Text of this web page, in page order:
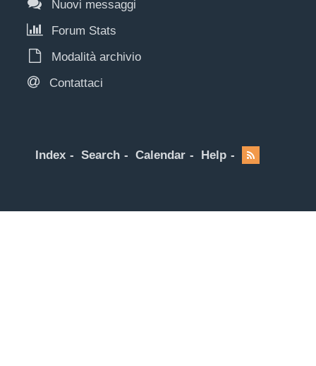
Nuovi messaggi
Forum Stats
Modalità archivio
Contattaci
Index Search Calendar Help